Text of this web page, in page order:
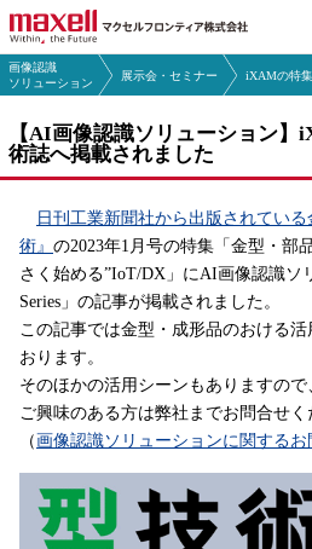
マクセルフロンティア トップ
会社情報
よくあるご質問(FAQ)
採用情報
お問い合わせ
English
画像認識
ソリューション
展示会・セミナー iXAMの特
【AI画像認識ソリューション
術誌へ掲載されました
日刊工業新聞社から出版されてい
術』 の2023年1月号の特集「金型・部
さく始める”IoT/DX」にAI画像認識ソ
Series」の記事が掲載されました。
この記事では金型・成形品のおける
おります。
そのほかの活用シーンもありますので
ご興味のある方は弊社までお問合せく
（画像認識ソリューションに関するお